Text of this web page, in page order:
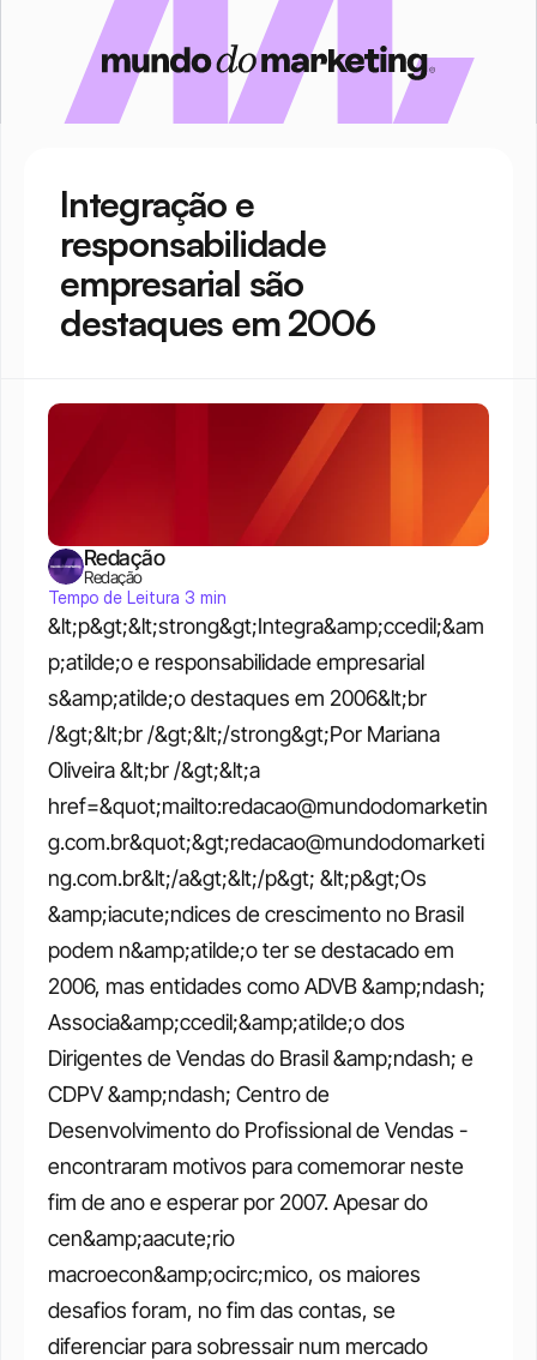
Integração e
responsabilidade
empresarial são
destaques em 2006
&lt;p&gt;&lt;strong&gt;Integra&amp;ccedil;&am
p;atilde;o e responsabilidade empresarial
s&amp;atilde;o destaques em 2006&lt;br
/&gt;&lt;br /&gt;&lt;/strong&gt;Por Mariana
Oliveira &lt;br /&gt;&lt;a
href=&quot;mailto:redacao@mundodomarketin
g.com.br&quot;&gt;redacao@mundodomarketi
ng.com.br&lt;/a&gt;&lt;/p&gt; &lt;p&gt;Os
&amp;iacute;ndices de crescimento no Brasil
podem n&amp;atilde;o ter se destacado em
2006, mas entidades como ADVB &amp;ndash;
Associa&amp;ccedil;&amp;atilde;o dos
Dirigentes de Vendas do Brasil &amp;ndash; e
CDPV &amp;ndash; Centro de
Desenvolvimento do Profissional de Vendas -
encontraram motivos para comemorar neste
fim de ano e esperar por 2007. Apesar do
cen&amp;aacute;rio
macroecon&amp;ocirc;mico, os maiores
desafios foram, no fim das contas, se
diferenciar para sobressair num mercado
Redação
Redação
Tempo de Leitura 3 min